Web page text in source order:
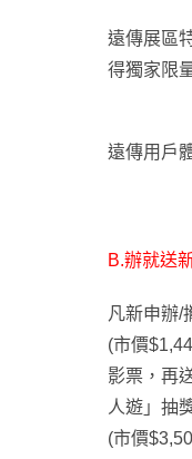
遠傳展區
得獨家限
遠傳用戶
B.辦就送
凡新申辦/
(市價
影票，再
人遊」抽
(市價